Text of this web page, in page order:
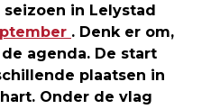
in Lelystad
. Denk er om,
agenda. De start
plaatsen in
Onder de vlag